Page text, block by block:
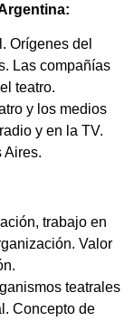
Orígenes del
Las compañías
teatro.
y los medios
y en la TV.
Aires.
trabajo en
Valor
teatrales
Concepto de